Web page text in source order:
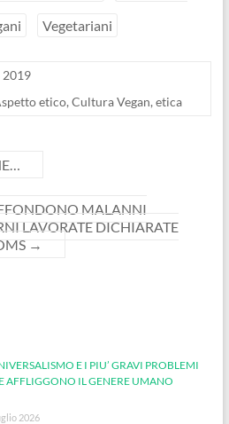
Vegetariani
2019
etico, Cultura Vegan, etica
MALANNI
LAVORATE DICHIARATE
→
E I PIU’ GRAVI PROBLEMI
AFFLIGGONO IL GENERE UMANO
2026